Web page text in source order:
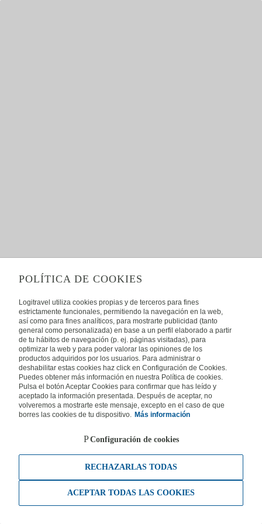
POLÍTICA DE COOKIES
Logitravel utiliza cookies propias y de terceros para fines
estrictamente funcionales, permitiendo la navegación en la web,
así como para fines analíticos, para mostrarte publicidad (tanto
general como personalizada) en base a un perfil elaborado a partir
de tu hábitos de navegación (p. ej. páginas visitadas), para
optimizar la web y para poder valorar las opiniones de los
productos adquiridos por los usuarios. Para administrar o
deshabilitar estas cookies haz click en Configuración de Cookies.
Puedes obtener más información en nuestra Política de cookies.
Pulsa el botón Aceptar Cookies para confirmar que has leído y
aceptado la información presentada. Después de aceptar, no
volveremos a mostrarte este mensaje, excepto en el caso de que
borres las cookies de tu dispositivo. Más información
Configuración de cookies
RECHAZARLAS TODAS
ACEPTAR TODAS LAS COOKIES